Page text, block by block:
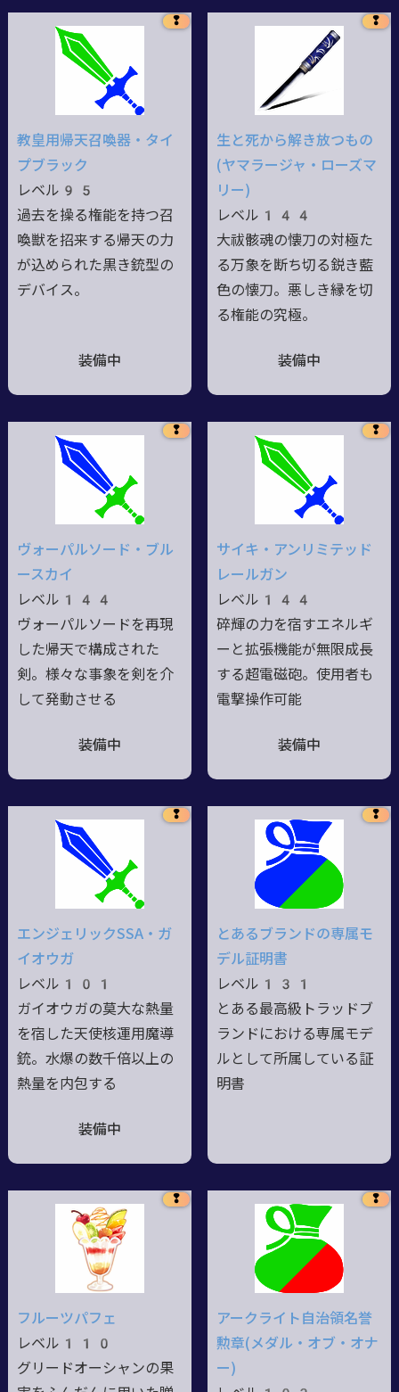
❢
教皇用帰天召喚器・タイ
プブラック
レベル95
過去を操る権能を持つ召
喚獣を招来する帰天の力
が込められた黒き銃型の
デバイス。
装備中
❢
生と死から解き放つもの
(ヤマラージャ・ローズマ
リー)
レベル144
大祓骸魂の懐刀の対極た
る万象を断ち切る鋭き藍
色の懐刀。悪しき縁を切
る権能の究極。
装備中
❢
ヴォーパルソード・ブル
ースカイ
レベル144
ヴォーパルソードを再現
した帰天で構成された
剣。様々な事象を剣を介
して発動させる
装備中
❢
サイキ・アンリミテッド
レールガン
レベル144
碎輝の力を宿すエネルギ
ーと拡張機能が無限成長
する超電磁砲。使用者も
電撃操作可能
装備中
❢
エンジェリックSSA・ガ
イオウガ
レベル101
ガイオウガの莫大な熱量
を宿した天使核運用魔導
銃。水爆の数千倍以上の
熱量を内包する
装備中
❢
とあるブランドの専属モ
デル証明書
レベル131
とある最高級トラッドブ
ランドにおける専属モデ
ルとして所属している証
明書
❢
フルーツパフェ
レベル110
グリードオーシャンの果
❢
アークライト自治領名誉
勲章(メダル・オブ・オナ
ー)